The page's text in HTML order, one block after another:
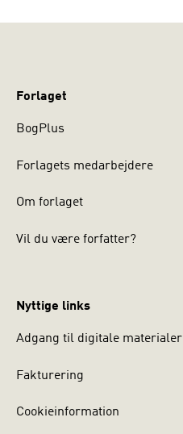
Forlaget
BogPlus
Forlagets medarbejdere
Om forlaget
Vil du være forfatter?
Nyttige links
Adgang til digitale materialer
Fakturering
Cookieinformation